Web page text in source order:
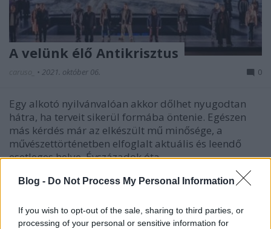
Blog - Do Not Process My Personal Information
If you wish to opt-out of the sale, sharing to third parties, or
processing of your personal or sensitive information for
A velünk élő Antikrisztus
caruso_ • 2021. október 06. 0
Egy alkotó nyilvánvalóan akkor dőlhet nyugodtan
hátra, ha terveit sikerül formába öntenie. Egészen
más kérdés már az elkészült mű minősége, a
művészettörténetben elfoglalt aktuális és leendő
esetleges helye. Évszázadok óta
megkérdőjelezhetetlen remekművekkel éppen úgy
körül vagyunk véve, mint…